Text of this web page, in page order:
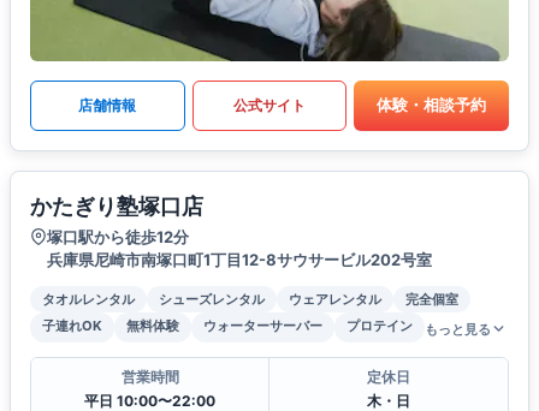
店舗情報 公式サイト 体験・相談予約
かたぎり塾塚口店
塚口駅から徒歩12分
兵庫県尼崎市南塚口町1丁目12-8サウサービル202号室
タオルレンタル シューズレンタル ウェアレンタル
完全個室
子連れOK
無料体験 ウォーターサーバー プロテイン もっと見る
営業時間
平日 10:00〜22:00
定休日
木・日